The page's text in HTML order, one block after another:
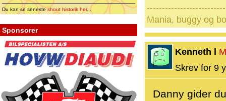
Du kan se senesteshout historik her...
Sponsorer
Mania, buggy og
Kenneth l
Skrev for 9
Danny gider